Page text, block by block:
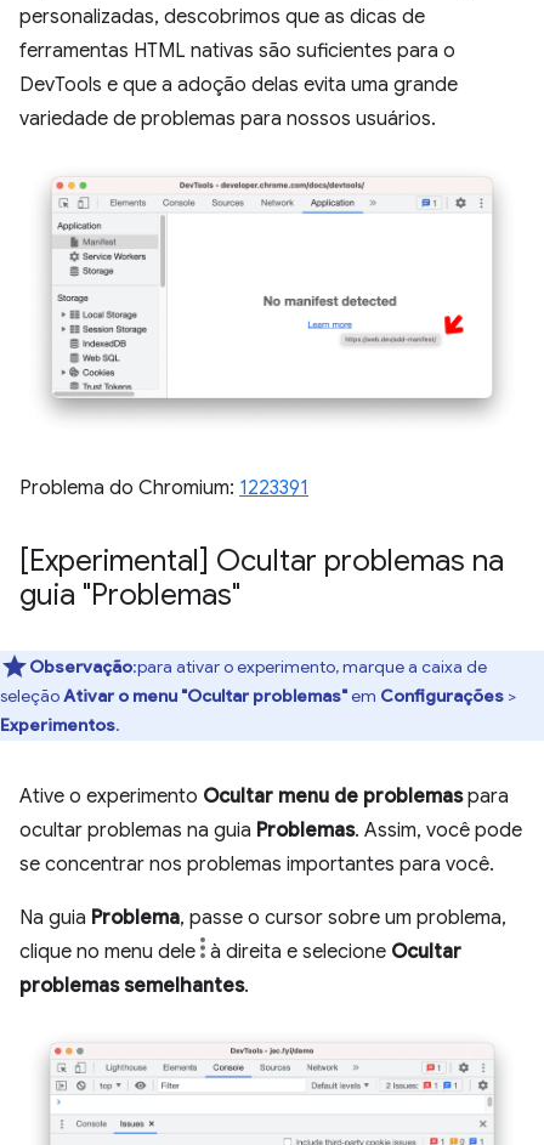
personalizadas, descobrimos que as dicas de
ferramentas HTML nativas são suficientes para o
DevTools e que a adoção delas evita uma grande
variedade de problemas para nossos usuários.
Problema do Chromium: 1223391
[Experimental] Ocultar problemas na
guia "Problemas"
Observação:para ativar o experimento, marque a caixa de
seleçãoAtivar o menu "Ocultar problemas"em Configurações >
Experimentos.
Ative o experimento Ocultar menu de problemaspara
ocultar problemas na guia Problemas. Assim, você pode
se concentrar nos problemas importantes para você.
Na guia Problema, passe o cursor sobre um problema,
clique no menu dele à direita e selecione Ocultar
problemas semelhantes.